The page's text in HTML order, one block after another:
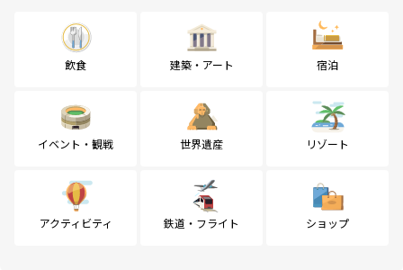
飲食 建築・アート 宿泊
イベント・観戦 世界遺産 リゾート
アクティビティ 鉄道・フライト ショップ